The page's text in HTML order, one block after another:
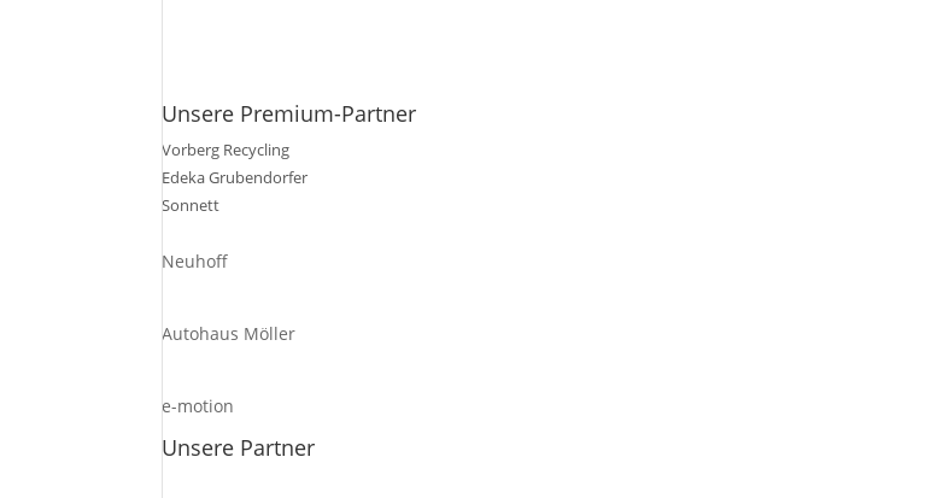
Unsere Premium-Partner
Vorberg Recycling
Edeka Grubendorfer
Sonnett
Neuhoff
Autohaus Möller
e-motion
Unsere Partner